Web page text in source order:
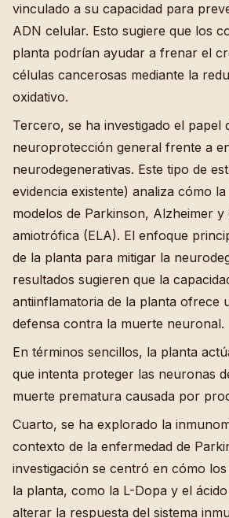
vinculado a su capacidad para
ADN celular. Esto sugiere que los
planta podrían ayudar a frenar el
células cancerosas mediante la
oxidativo.
Tercero, se ha investigado el papel
neuroprotección general frente a
neurodegenerativas. Este tipo de
evidencia existente) analiza cómo
modelos de Parkinson, Alzheimer y
amiotrófica (ELA). El enfoque
de la planta para mitigar la
resultados sugieren que la
antiinflamatoria de la planta ofrece
defensa contra la muerte neuronal.
En términos sencillos, la planta
que intenta proteger las neuronas
muerte prematura causada por
Cuarto, se ha explorado la
contexto de la enfermedad de
investigación se centró en cómo
la planta, como la L-Dopa y el
alterar la respuesta del sistema